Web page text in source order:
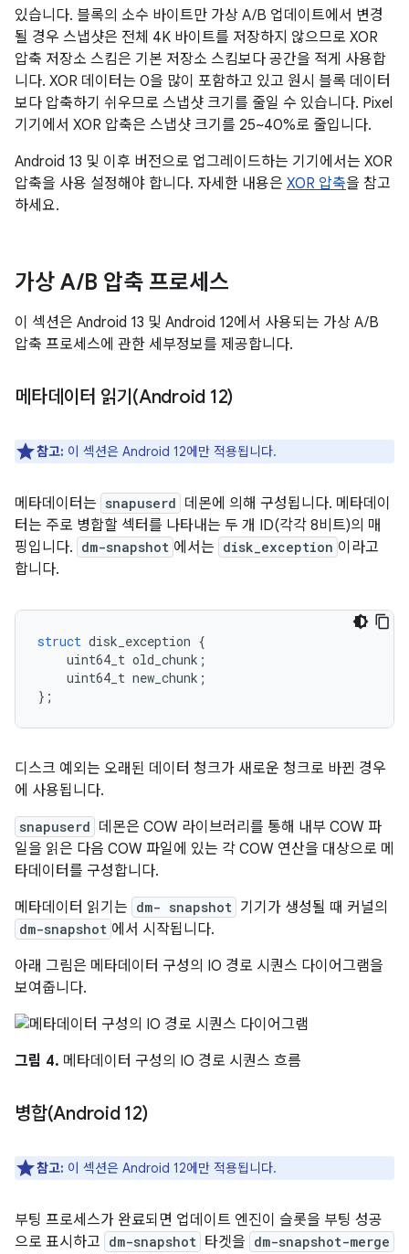
있습니다. 블록의 소수 바이트만 가상 A/B 업데이트에서 변경
될 경우 스냅샷은 전체 4K 바이트를 저장하지 않으므로 XOR
압축 저장소 스킴은 기본 저장소 스킴보다 공간을 적게 사용합
니다. XOR 데이터는 0을 많이 포함하고 있고 원시 블록 데이터
보다 압축하기 쉬우므로 스냅샷 크기를 줄일 수 있습니다. Pixel
기기에서 XOR 압축은 스냅샷 크기를 25~40%로 줄입니다.
Android 13 및 이후 버전으로 업그레이드하는 기기에서는 XOR
압축을 사용 설정해야 합니다. 자세한 내용은 XOR 압축을 참고
하세요.
가상 A/B 압축 프로세스
이 섹션은 Android 13 및 Android 12에서 사용되는 가상 A/B
압축 프로세스에 관한 세부정보를 제공합니다.
메타데이터 읽기(Android 12)
참고: 이 섹션은 Android 12에만 적용됩니다.
메타데이터는 snapuserd 데몬에 의해 구성됩니다. 메타데이
터는 주로 병합할 섹터를 나타내는 두 개 ID(각각 8비트)의 매
핑입니다. dm-snapshot 에서는 disk_exception 이라고
합니다.
struct disk_exception {
uint64_t old_chunk ;
uint64_t new_chunk ;
};
디스크 예외는 오래된 데이터 청크가 새로운 청크로 바뀐 경우
에 사용됩니다.
snapuserd 데몬은 COW 라이브러리를 통해 내부 COW 파
일을 읽은 다음 COW 파일에 있는 각 COW 연산을 대상으로 메
타데이터를 구성합니다.
메타데이터 읽기는 dm- snapshot 기기가 생성될 때 커널의
dm-snapshot 에서 시작됩니다.
아래 그림은 메타데이터 구성의 IO 경로 시퀀스 다이어그램을
보여줍니다.
그림 4. 메타데이터 구성의 IO 경로 시퀀스 흐름
병합(Android 12)
참고: 이 섹션은 Android 12에만 적용됩니다.
부팅 프로세스가 완료되면 업데이트 엔진이 슬롯을 부팅 성공
으로 표시하고 dm-snapshot 타겟을 dm-snapshot-merge